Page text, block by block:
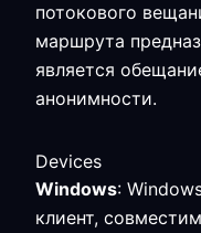
потокового
маршрута
является
анонимности.
Devices
Windows:
клиент,